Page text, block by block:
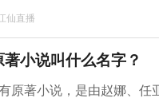
仙直播
小说叫什么名字？
原著小说，是由赵娜、